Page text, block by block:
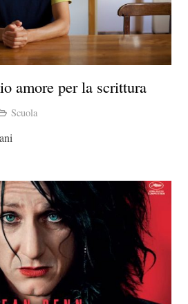
amore per la scrittura
Scuola